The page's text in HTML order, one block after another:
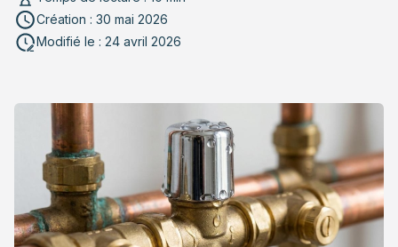
Rechercher un article
Création : 30 mai 2026
Modifié le : 24 avril 2026
Le rôle du purgeur automatique dans votre
installation
Le fonctionnement du purgeur automatique
Les différents types de purgeurs
Les causes fréquentes de traces d’eau